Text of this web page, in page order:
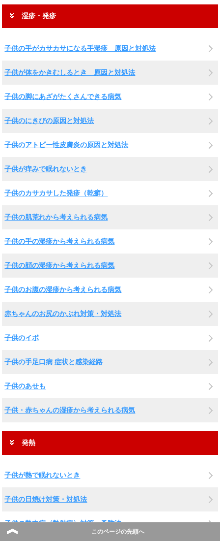
湿疹・発疹
子供の手がカサカサになる手湿疹 原因と対処法
子供が体をかきむしるとき 原因と対処法
子供の脚にあざがたくさんできる病気
子供のにきびの原因と対処法
子供のアトピー性皮膚炎の原因と対処法
子供が痒みで眠れないとき
子供のカサカサした発疹（乾癬）
子供の肌荒れから考えられる病気
子供の手の湿疹から考えられる病気
子供の顔の湿疹から考えられる病気
子供のお腹の湿疹から考えられる病気
赤ちゃんのお尻のかぶれ対策・対処法
子供のイボ
子供の手足口病 症状と感染経路
子供のあせも
子供・赤ちゃんの湿疹から考えられる病気
発熱
子供が熱で眠れないとき
子供の日焼け対策・対処法
子供の熱中症〈熱射病〉対策・予防法
このページの先頭へ